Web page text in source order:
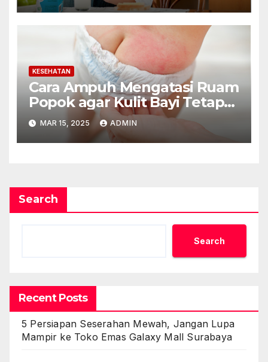
KESEHATAN
Cara Ampuh Mengatasi Ruam
Popok agar Kulit Bayi Tetap
Sehat
MAR 15, 2025 ADMIN
Search
Search
Recent Posts
5 Persiapan Seserahan Mewah, Jangan Lupa
Mampir ke Toko Emas Galaxy Mall Surabaya